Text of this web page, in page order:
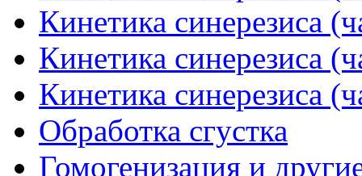
Кинетика синерезиса
Кинетика синерезиса
Кинетика синерезиса
Обработка сгустка
Гомогенизация и